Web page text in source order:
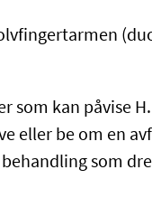
som kan påvise
eller be om en
behandling som